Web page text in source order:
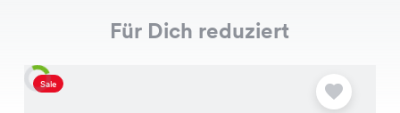
Für Dich reduziert
Sale